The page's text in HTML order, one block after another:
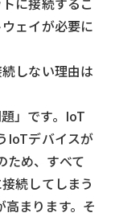
ェイが必要に
しない理由は
」です。IoT
IoTデバイスが
ため、すべて
続してしまう
まります。そ